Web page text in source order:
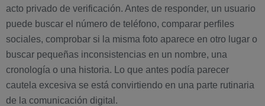
acto privado de verificación. Antes de responder, un usuario
puede buscar el número de teléfono, comparar perfiles
sociales, comprobar si la misma foto aparece en otro lugar o
buscar pequeñas inconsistencias en un nombre, una
cronología o una historia. Lo que antes podía parecer
cautela excesiva se está convirtiendo en una parte rutinaria
de la comunicación digital.